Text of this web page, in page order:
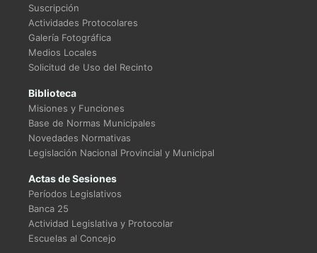
Suscripción
Actividades Protocolares
Galería Fotográfica
Medios Locales
Solicitud de Uso del Recinto
Biblioteca
Misiones y Funciones
Base de Normas Municipales
Novedades Normativas
Legislación Nacional Provincial y Municipal
Actas de Sesiones
Períodos Legislativos
Banca 25
Actividad Legislativa y Protocolar
Escuelas al Concejo